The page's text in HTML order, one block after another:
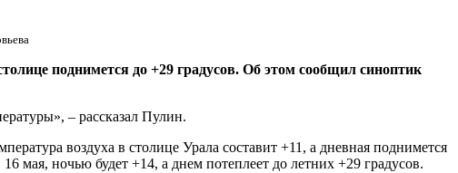
поднимется до +29 градусов. Об этом сообщил синоптик
– рассказал Пулин.
воздуха в столице Урала составит +11, а дневная поднимется
мая, ночью будет +14, а днем потеплеет до летних +29 градусов.